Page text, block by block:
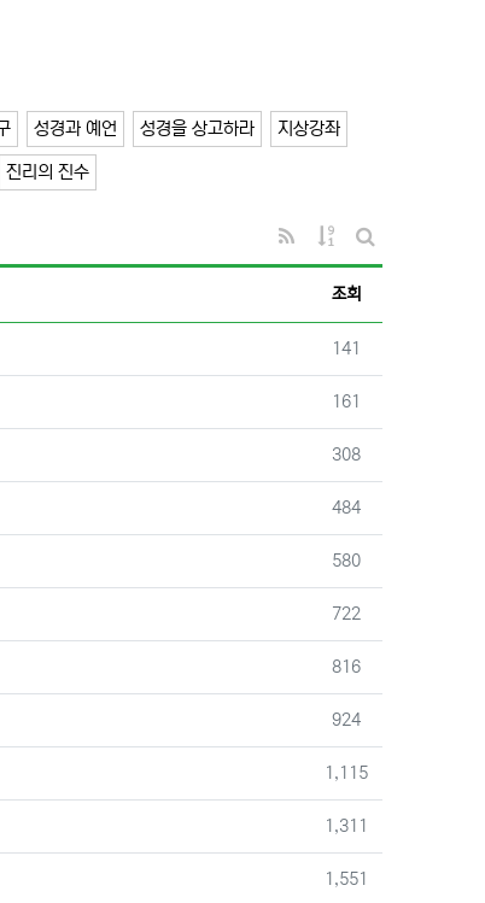
성경과 예언 성경을 상고하라 지상강좌
진리의 진수
RSS
게시물 정렬
게시판 검색
조회
조회
141
조회
161
조회
308
조회
484
조회
580
조회
722
조회
816
조회
924
조회
1,115
조회
1,311
조회
1,551